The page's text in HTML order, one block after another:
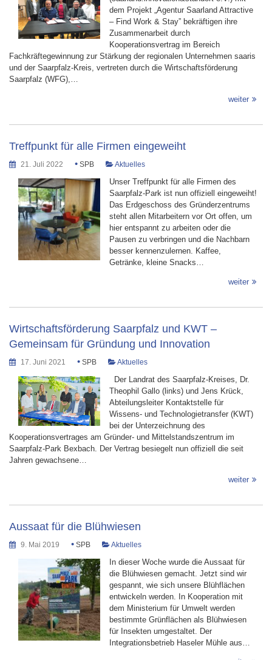
dem Projekt „Agentur Saarland Attractive
– Find Work & Stay” bekräftigen ihre
Zusammenarbeit durch
Kooperationsvertrag im Bereich
Fachkräftegewinnung zur Stärkung der regionalen Unternehmen saaris
und der Saarpfalz-Kreis, vertreten durch die Wirtschaftsförderung
Saarpfalz (WFG),…
weiter
Treffpunkt für alle Firmen eingeweiht
21. Juli 2022 • SPB Aktuelles
Unser Treffpunkt für alle Firmen des
Saarpfalz-Park ist nun offiziell eingeweiht!
Das Erdgeschoss des Gründerzentrums
steht allen Mitarbeitern vor Ort offen, um
hier entspannt zu arbeiten oder die
Pausen zu verbringen und die Nachbarn
besser kennenzulernen. Kaffee,
Getränke, kleine Snacks…
weiter
Wirtschaftsförderung Saarpfalz und KWT –
Gemeinsam für Gründung und Innovation
17. Juni 2021 • SPB Aktuelles
Der Landrat des Saarpfalz-Kreises, Dr.
Theophil Gallo (links) und Jens Krück,
Abteilungsleiter Kontaktstelle für
Wissens- und Technologietransfer (KWT)
bei der Unterzeichnung des
Kooperationsvertrages am Gründer- und Mittelstandszentrum im
Saarpfalz-Park Bexbach. Der Vertrag besiegelt nun offiziell die seit
Jahren gewachsene…
weiter
Aussaat für die Blühwiesen
9. Mai 2019 • SPB Aktuelles
In dieser Woche wurde die Aussaat für
die Blühwiesen gemacht. Jetzt sind wir
gespannt, wie sich unsere Blühflächen
entwickeln werden. In Kooperation mit
dem Ministerium für Umwelt werden
bestimmte Grünflächen als Blühwiesen
für Insekten umgestaltet. Der
Integrationsbetrieb Haseler Mühle aus…